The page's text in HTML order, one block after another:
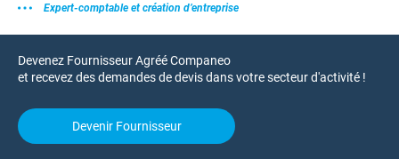
Expert-comptable et création d’entreprise
Devenez Fournisseur Agréé Companeo
et recevez des demandes de devis dans votre secteur d'activité !
Devenir Fournisseur